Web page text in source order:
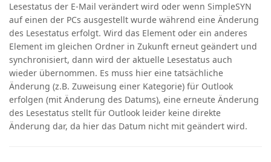
Lesestatus der E-Mail verändert wird oder wenn SimpleSYN
auf einen der PCs ausgestellt wurde während eine Änderung
des Lesestatus erfolgt. Wird das Element oder ein anderes
Element im gleichen Ordner in Zukunft erneut geändert und
synchronisiert, dann wird der aktuelle Lesestatus auch
wieder übernommen. Es muss hier eine tatsächliche
Änderung (z.B. Zuweisung einer Kategorie) für Outlook
erfolgen (mit Änderung des Datums), eine erneute Änderung
des Lesestatus stellt für Outlook leider keine direkte
Änderung dar, da hier das Datum nicht mit geändert wird.